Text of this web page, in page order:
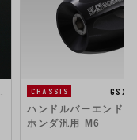
CHASSIS
ハンドルバーエンド
ホンダ汎用 M6